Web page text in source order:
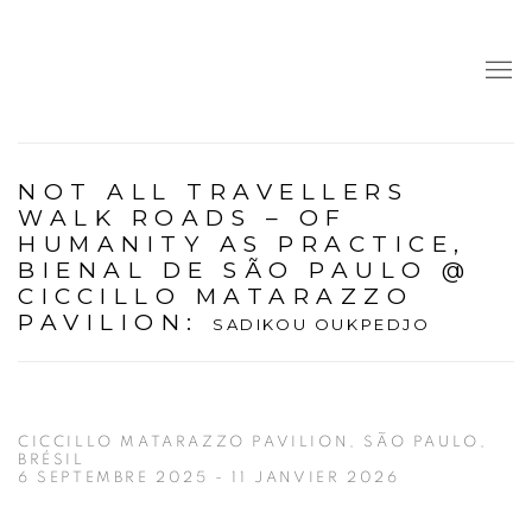
NOT ALL TRAVELLERS
WALK ROADS – OF
HUMANITY AS PRACTICE,
BIENAL DE SÃO PAULO @
CICCILLO MATARAZZO
PAVILION : SADIKOU OUKPEDJO
CICCILLO MATARAZZO PAVILION, SÃO PAULO,
BRÉSIL
6 SEPTEMBRE 2025 - 11 JANVIER 2026